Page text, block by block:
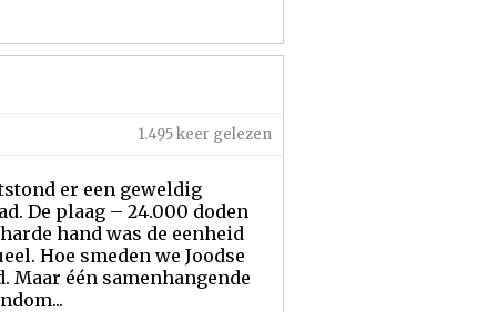
1.495 keer gelezen
er een geweldig
De plaag – 24.000 doden
hand was de eenheid
Hoe smeden we Joodse
Maar één samenhangende